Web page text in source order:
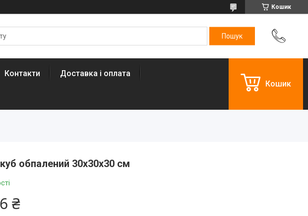
Кошик
Контакти Доставка і оплата
Кошик
обпалений 30х30х30 см
₴